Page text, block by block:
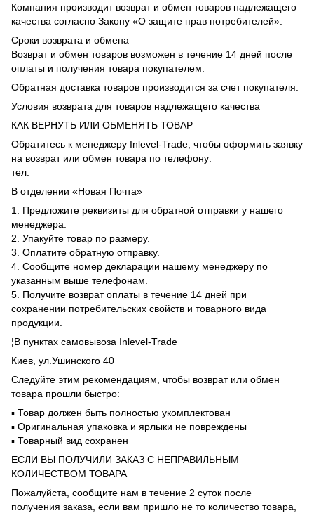
Компания производит возврат и обмен товаров надлежащего
качества согласно Закону «О защите прав потребителей».
Сроки возврата и обмена
Возврат и обмен товаров возможен в течение 14 дней после
оплаты и получения товара покупателем.
Обратная доставка товаров производится за счет покупателя.
Условия возврата для товаров надлежащего качества
КАК ВЕРНУТЬ ИЛИ ОБМЕНЯТЬ ТОВАР
Обратитесь к менеджеру Inlevel-Trade, чтобы оформить заявку
на возврат или обмен товара по телефону:
тел.
В отделении «Новая Почта»
1. Предложите реквизиты для обратной отправки у нашего
менеджера.
2. Упакуйте товар по размеру.
3. Оплатите обратную отправку.
4. Сообщите номер декларации нашему менеджеру по
указанным выше телефонам.
5. Получите возврат оплаты в течение 14 дней при
сохранении потребительских свойств и товарного вида
продукции.
¦В пунктах самовывоза Inlevel-Trade
Киев, ул.Ушинского 40
Следуйте этим рекомендациям, чтобы возврат или обмен
товара прошли быстро:
▪️ Товар должен быть полностью укомплектован
▪️ Оригинальная упаковка и ярлыки не повреждены
▪️ Товарный вид сохранен
ЕСЛИ ВЫ ПОЛУЧИЛИ ЗАКАЗ С НЕПРАВИЛЬНЫМ
КОЛИЧЕСТВОМ ТОВАРА
Пожалуйста, сообщите нам в течение 2 суток после
получения заказа, если вам пришло не то количество товара,